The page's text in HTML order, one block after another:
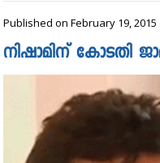
Published on February 19, 2015
നിഷാമിന് കോടതി